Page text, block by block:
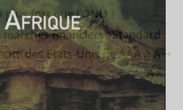
plus fort que l’ONU ?
financiers : Standard
des Etats-Unis de AAA à A
A+